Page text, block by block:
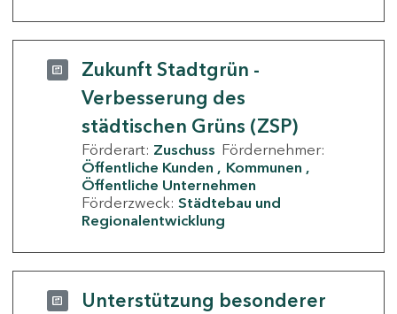
Zukunft Stadtgrün -
Verbesserung des
städtischen Grüns (ZSP)
Förderart: Zuschuss Fördernehmer:
Öffentliche Kunden
Kommunen
Öffentliche Unternehmen
Förderzweck: Städtebau und
Regionalentwicklung
Unterstützung besonderer